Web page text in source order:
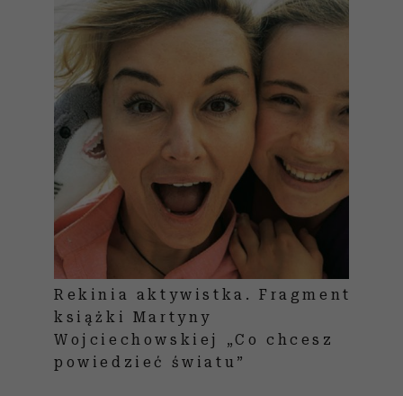
Rekinia aktywistka. Fragment
książki Martyny
Wojciechowskiej „Co chcesz
powiedzieć światu”